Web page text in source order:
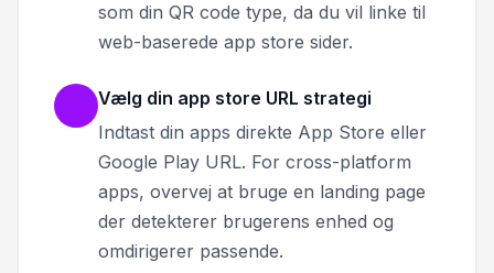
som din QR code type, da du vil linke til
web-baserede app store sider.
Vælg din app store URL strategi
Indtast din apps direkte App Store eller
Google Play URL. For cross-platform
apps, overvej at bruge en landing page
der detekterer brugerens enhed og
omdirigerer passende.